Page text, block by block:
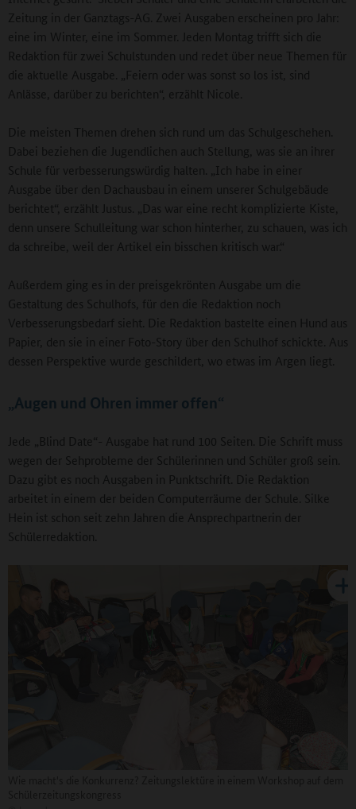
Zeitung in der Ganztags-AG. Zwei Ausgaben erscheinen pro Jahr:
eine im Winter, eine im Sommer. Jeden Montag trifft sich die
Redaktion für zwei Schulstunden und redet über neue Themen für
die aktuelle Ausgabe. „Feiern oder was sonst so los ist, sind
Anlässe, darüber zu berichten“, erzählt Nicole.
Die meisten Themen drehen sich rund um das Schulgeschehen.
Dabei beziehen die Jugendlichen auch Stellung, was sie an ihrer
Schule für verbesserungswürdig halten. „Ich habe in einer
Ausgabe über den Dachausbau in einem unserer Schulgebäude
berichtet“, erzählt Justus. „Das war eine recht komplizierte Kiste,
denn unsere Schulleitung war schon hinterher, zu schauen, was ich
da schreibe, weil der Artikel ein bisschen kritisch war.“
Außerdem ging es in der preisgekrönten Ausgabe um die
Gestaltung des Schulhofs, für den die Redaktion noch
Verbesserungsbedarf sieht. Die Redaktion bastelte einen Hund aus
Papier, den sie in einer Foto-Story über den Schulhof schickte. Aus
dessen Perspektive wurde geschildert, wo etwas im Argen liegt.
„Augen und Ohren immer offen“
Jede „Blind Date“- Ausgabe hat rund 100 Seiten. Die Schrift muss
wegen der Sehprobleme der Schülerinnen und Schüler groß sein.
Dazu gibt es noch Ausgaben in Punktschrift. Die Redaktion
arbeitet in einem der beiden Computerräume der Schule. Silke
Hein ist schon seit zehn Jahren die Ansprechpartnerin der
Schülerredaktion.